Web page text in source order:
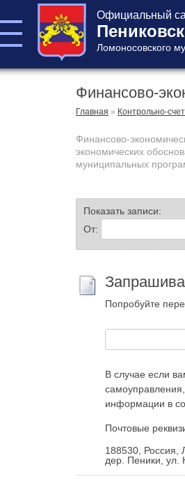
Официальный
Ломоносовского
Финансово-
Главная » Контрольно-
Финансово-
экономических
муниципальных
Показать записи:
От:
Попробуйте
В случае если
информации в
Почтовые
188530, Россия,
дер. Пеники, ул.